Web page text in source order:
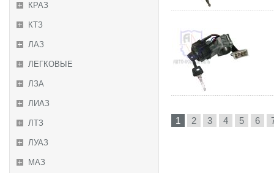
КРАЗ
КТЗ
ЛАЗ
ЛЕГКОВЫЕ
ЛЗА
ЛИАЗ
ЛТЗ
ЛУАЗ
МАЗ
1 2 3 4 5 6